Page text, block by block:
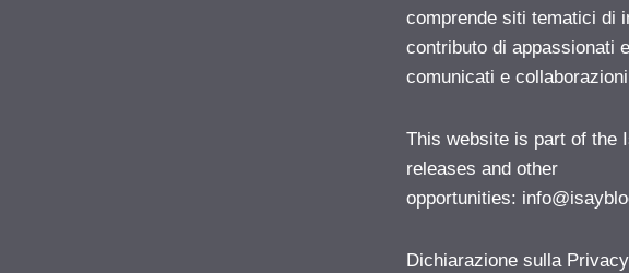
comprende siti tematici di
contributo di appassionati
comunicati e
This website is part of the
releases and other
opportunities:
Dichiarazione sulla